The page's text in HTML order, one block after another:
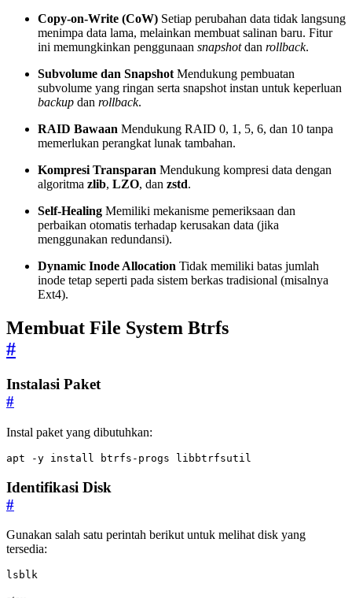
Copy-on-Write (CoW) Setiap perubahan data tidak langsung
menimpa data lama, melainkan membuat salinan baru. Fitur
ini memungkinkan penggunaan snapshotdan rollback.
Subvolume dan SnapshotMendukung pembuatan
subvolume yang ringan serta snapshot instan untuk keperluan
backup dan rollback.
RAID Bawaan Mendukung RAID 0, 1, 5, 6, dan 10 tanpa
memerlukan perangkat lunak tambahan.
Kompresi Transparan Mendukung kompresi data dengan
algoritma zlib, LZO, dan zstd.
Self-Healing Memiliki mekanisme pemeriksaan dan
perbaikan otomatis terhadap kerusakan data (jika
menggunakan redundansi).
Dynamic Inode Allocation Tidak memiliki batas jumlah
inode tetap seperti pada sistem berkas tradisional (misalnya
Ext4).
Membuat File System Btrfs
#
Instalasi Paket
#
Instal paket yang dibutuhkan:
apt -y install btrfs-progs libbtrfsutil
Identifikasi Disk
#
Gunakan salah satu perintah berikut untuk melihat disk yang
tersedia:
lsblk